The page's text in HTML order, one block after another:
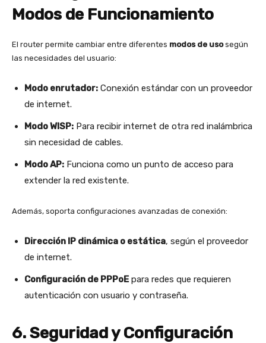
Modos de Funcionamiento
El router permite cambiar entre diferentes modos de usosegún
las necesidades del usuario:
Modo enrutador: Conexión estándar con un proveedor
de internet.
Modo WISP: Para recibir internet de otra red inalámbrica
sin necesidad de cables.
Modo AP: Funciona como un punto de acceso para
extender la red existente.
Además, soporta configuraciones avanzadas de conexión:
Dirección IP dinámica o estática, según el proveedor
de internet.
Configuración de PPPoEpara redes que requieren
autenticación con usuario y contraseña.
6. Seguridad y Configuración